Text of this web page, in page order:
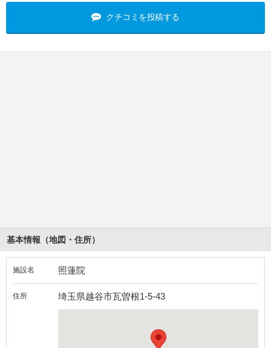
クチコミを投稿する
基本情報（地図・住所）
施設名 照蓮院
住所 埼玉県越谷市瓦曽根1-5-43